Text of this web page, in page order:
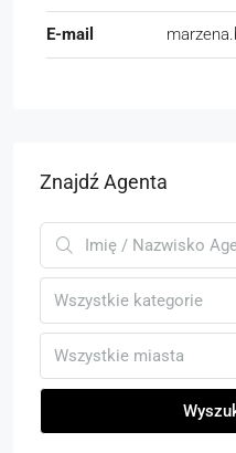
E-mail
Znajdź Agenta
Wszystkie kategorie
Wszystkie miasta